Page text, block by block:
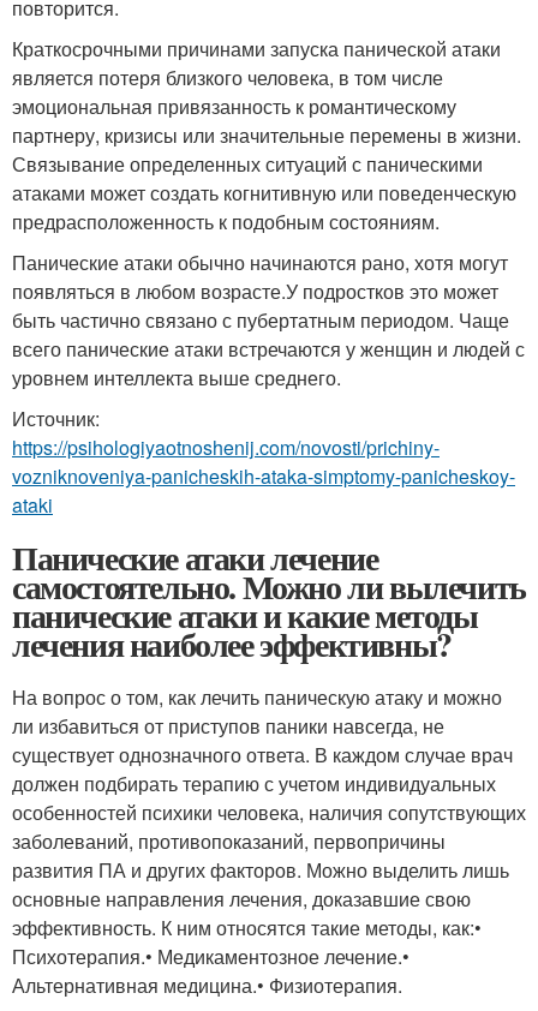
повторится.
Краткосрочными причинами запуска панической атаки
является потеря близкого человека, в том числе
эмоциональная привязанность к романтическому
партнеру, кризисы или значительные перемены в жизни.
Связывание определенных ситуаций с паническими
атаками может создать когнитивную или поведенческую
предрасположенность к подобным состояниям.
Панические атаки обычно начинаются рано, хотя могут
появляться в любом возрасте.У подростков это может
быть частично связано с пубертатным периодом. Чаще
всего панические атаки встречаются у женщин и людей с
уровнем интеллекта выше среднего.
Источник:
https://psihologiyaotnoshenij.com/novosti/prichiny-
vozniknoveniya-panicheskih-ataka-simptomy-panicheskoy-
ataki
Панические атаки лечение
самостоятельно. Можно ли вылечить
панические атаки и какие методы
лечения наиболее эффективны?
На вопрос о том, как лечить паническую атаку и можно
ли избавиться от приступов паники навсегда, не
существует однозначного ответа. В каждом случае врач
должен подбирать терапию с учетом индивидуальных
особенностей психики человека, наличия сопутствующих
заболеваний, противопоказаний, первопричины
развития ПА и других факторов. Можно выделить лишь
основные направления лечения, доказавшие свою
эффективность. К ним относятся такие методы, как:•
Психотерапия.• Медикаментозное лечение.•
Альтернативная медицина.• Физиотерапия.